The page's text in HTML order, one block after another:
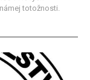
totožnosti.